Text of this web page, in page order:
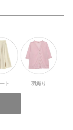
ト 羽織り